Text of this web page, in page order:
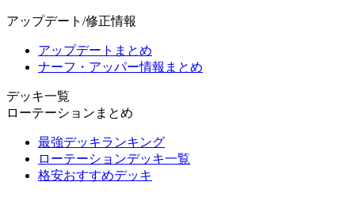
アップデート/修正情報
アップデートまとめ
ナーフ・アッパー情報まとめ
デッキ一覧
ローテーションまとめ
最強デッキランキング
ローテーションデッキ一覧
格安おすすめデッキ